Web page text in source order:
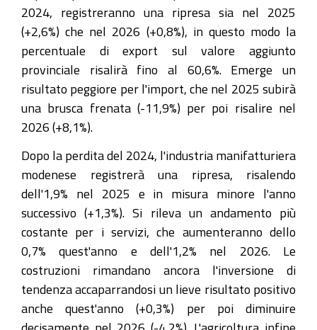
2024, registreranno una ripresa sia nel 2025
(+2,6%) che nel 2026 (+0,8%), in questo modo la
percentuale di export sul valore aggiunto
provinciale risalirà fino al 60,6%. Emerge un
risultato peggiore per l'import, che nel 2025 subirà
una brusca frenata (-11,9%) per poi risalire nel
2026 (+8,1%).
Dopo la perdita del 2024, l'industria manifatturiera
modenese registrerà una ripresa, risalendo
dell'1,9% nel 2025 e in misura minore l'anno
successivo (+1,3%). Si rileva un andamento più
costante per i servizi, che aumenteranno dello
0,7% quest'anno e dell'1,2% nel 2026. Le
costruzioni rimandano ancora l'inversione di
tendenza accaparrandosi un lieve risultato positivo
anche quest'anno (+0,3%) per poi diminuire
decisamente nel 2026 (-4,2%). L'agricoltura infine